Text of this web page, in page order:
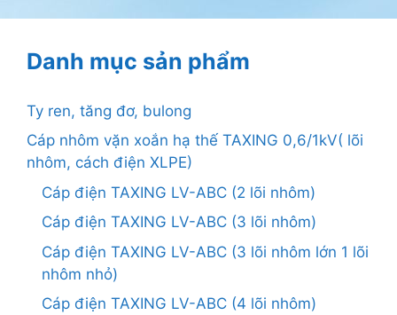
Danh mục sản phẩm
Ty ren, tăng đơ, bulong
Cáp nhôm vặn xoắn hạ thế TAXING 0,6/1kV( lõi
nhôm, cách điện XLPE)
Cáp điện TAXING LV-ABC (2 lõi nhôm)
Cáp điện TAXING LV-ABC (3 lõi nhôm)
Cáp điện TAXING LV-ABC (3 lõi nhôm lớn 1 lõi
nhôm nhỏ)
Cáp điện TAXING LV-ABC (4 lõi nhôm)